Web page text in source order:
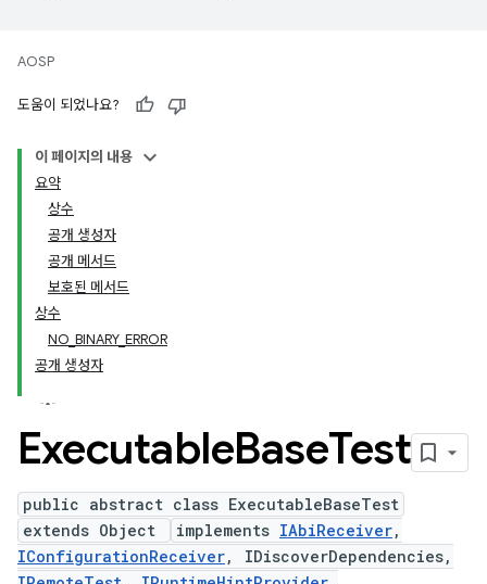
AOSP
도움이 되었나요?
이 페이지의 내용
요약
상수
공개 생성자
공개 메서드
보호된 메서드
상수
NO_BINARY_ERROR
공개 생성자
ExecutableBaseTest
public abstract class ExecutableBaseTest
extends Object
implements IAbiReceiver,
IConfigurationReceiver, IDiscoverDependencies,